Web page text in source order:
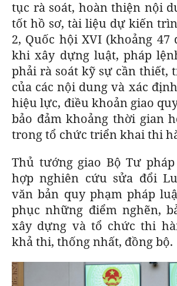
tục rà soát, hoàn thiện nội
tốt hồ sơ, tài liệu dự kiến
2, Quốc hội XVI (khoảng 47
khi xây dựng luật, pháp
phải rà soát kỹ sự cần thiết,
của các nội dung và xác
hiệu lực, điều khoản giao
bảo đảm khoảng thời gian
trong tổ chức triển khai thi
Thủ tướng giao Bộ Tư
hợp nghiên cứu sửa đổi
văn bản quy phạm pháp
phục những điểm nghẽn,
xây dựng và tổ chức thi
khả thi, thống nhất, đồng bộ.